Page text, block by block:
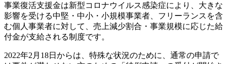
事業復活支援金は新型コロナウイルス感染症により、大きな
影響を受ける中堅・中小・小規模事業者、フリーランスを含
む個人事業者に対して、売上減少割合・事業規模に応じた給
付金が支給される制度です。
2022年2月18日からは、特殊な状況のために、通常の申請で